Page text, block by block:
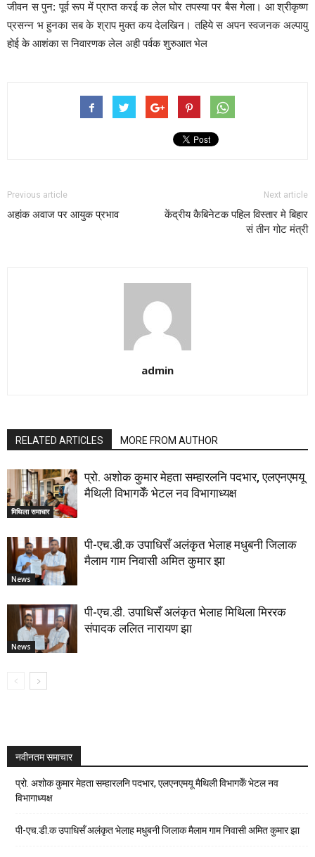
जीवन स पुन: पूर्व रूप में प्राप्त करई क लेल घोर तपस्या पर बैस गेला। आ श्रीकृष्ण
प्रसन्न भ हुनका सब के श्राप मुक्त कय देलखिन। तहिये स अपन स्वजनक अल्पायु
होई के आशंका स निवारणक लेल अही पर्वक शुरुआत भेल
Previous article
अहांक अवाज पर आयुक प्रभाव
Next article
केंद्रीय कैबिनेटक पहिल विस्तार मे बिहार
सं तीन गोट मंत्री
admin
RELATED ARTICLES MORE FROM AUTHOR
मिथिला समाचार
प्रो. अशोक कुमार मेहता सम्हारलनि पदभार, एलएनएमयू
मैथिली विभागकेँ भेटल नव विभागाध्यक्ष
News
पी-एच.डी.क उपाधिसँ अलंकृत भेलाह मधुबनी जिलाक
मैलाम गाम निवासी अमित कुमार झा
News
पी-एच.डी. उपाधिसँ अलंकृत भेलाह मिथिला मिररक
संपादक ललित नारायण झा
नवीनतम समाचार
प्रो. अशोक कुमार मेहता सम्हारलनि पदभार, एलएनएमयू मैथिली विभागकेँ भेटल नव
विभागाध्यक्ष
पी-एच.डी.क उपाधिसँ अलंकृत भेलाह मधुबनी जिलाक मैलाम गाम निवासी अमित कुमार झा